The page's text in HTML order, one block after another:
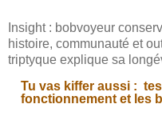
Insight : bobvoyeur
histoire, communauté et
triptyque explique sa
Tu vas kiffer aussi :
fonctionnement et les